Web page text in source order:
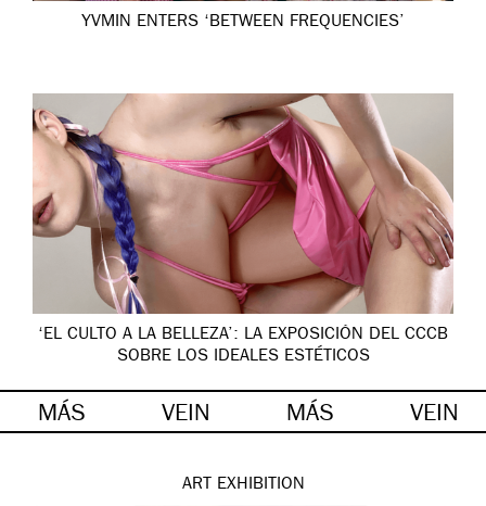
YVMIN ENTERS ‘BETWEEN FREQUENCIES’
‘EL CULTO A LA BELLEZA’: LA EXPOSICIÓN DEL CCCB
SOBRE LOS IDEALES ESTÉTICOS
MÁS VEIN MÁS VEIN
ART EXHIBITION